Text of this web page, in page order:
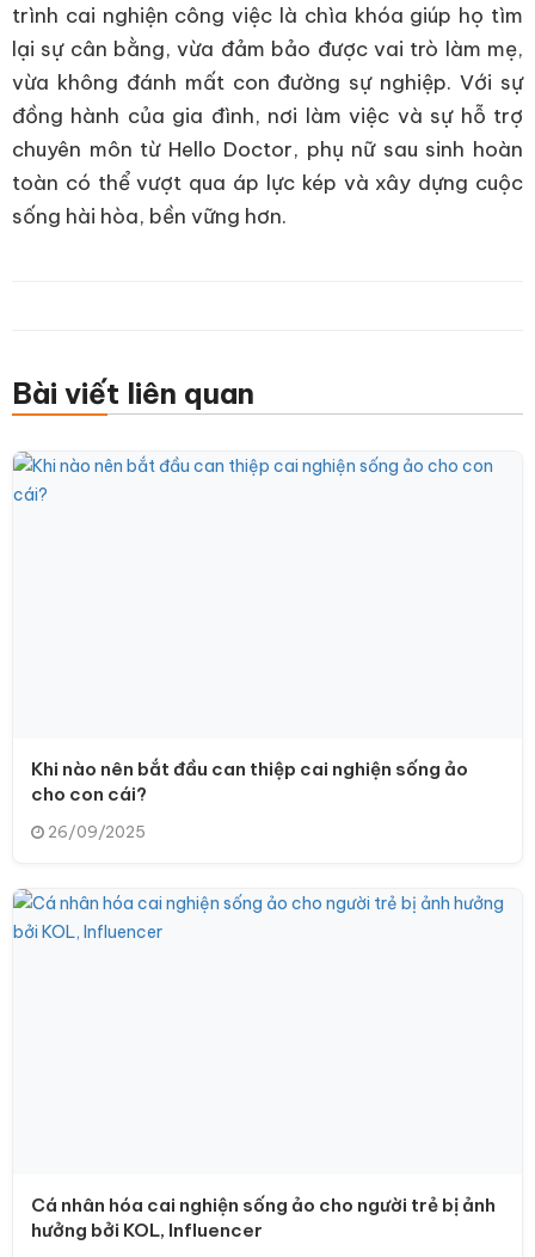
trình cai nghiện công việc là chìa khóa giúp họ tìm
lại sự cân bằng, vừa đảm bảo được vai trò làm mẹ,
vừa không đánh mất con đường sự nghiệp. Với sự
đồng hành của gia đình, nơi làm việc và sự hỗ trợ
chuyên môn từ Hello Doctor, phụ nữ sau sinh hoàn
toàn có thể vượt qua áp lực kép và xây dựng cuộc
sống hài hòa, bền vững hơn.
Bài viết liên quan
Khi nào nên bắt đầu can thiệp cai nghiện sống ảo
cho con cái?
26/09/2025
Cá nhân hóa cai nghiện sống ảo cho người trẻ bị ảnh
hưởng bởi KOL, Influencer